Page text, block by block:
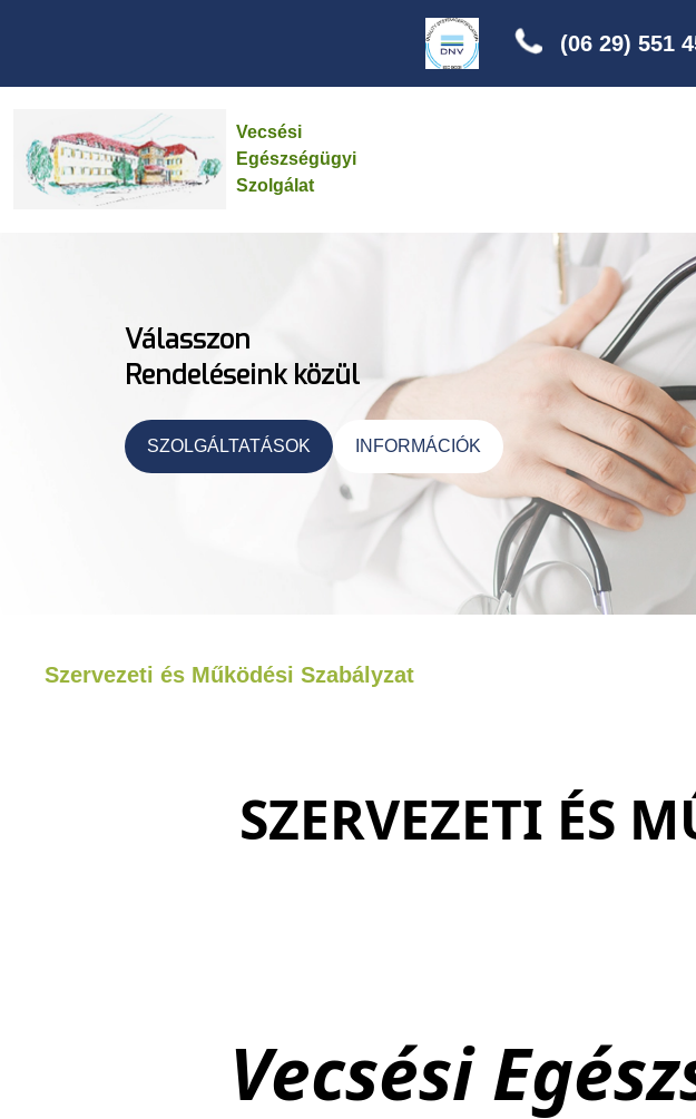
(06 29) 551
Vecsési
Egészségügyi
Szolgálat
Válasszon
Rendeléseink közül
SZOLGÁLTATÁSOK INFORMÁCIÓK
Szervezeti és Működési Szabályzat
SZERVEZETI ÉS
Vecsési